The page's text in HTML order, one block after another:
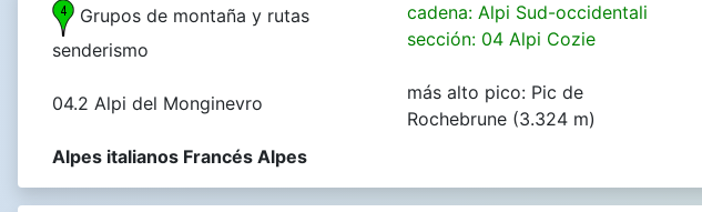
Grupos de montaña y rutas
senderismo
04.2 Alpi del Monginevro
Alpes italianos Francés Alpes
cadena: Alpi Sud-occidentali
sección: 04 Alpi Cozie
más alto pico: Pic de
Rochebrune (3.324 m)